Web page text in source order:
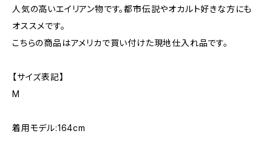
人気の高いエイリアン物です。都市伝説やオカルト好きな方にも
オススメです。
こちらの商品はアメリカで買い付けた現地仕入れ品です。
【サイズ表記】
M
着用モデル:164cm